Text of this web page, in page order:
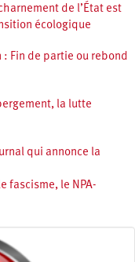
de l’État est
écologique
: Fin de partie ou rebond
la lutte
qui annonce la
fascisme, le NPA-